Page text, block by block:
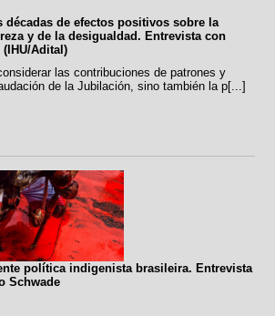
de efectos positivos sobre la
y de la desigualdad. Entrevista con
Adital)
las contribuciones de patrones y
de la Jubilación, sino también la p[...]
política indigenista brasileira. Entrevista
Schwade